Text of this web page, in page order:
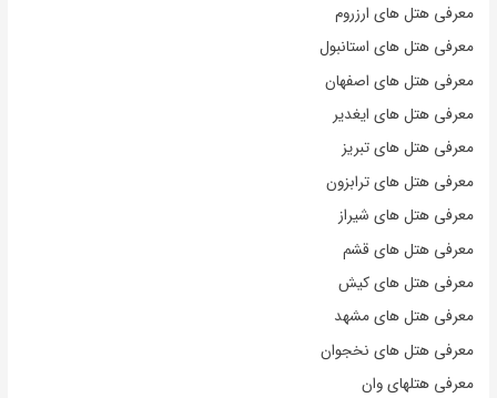
معرفی هتل های ارزروم
معرفی هتل های استانبول
معرفی هتل های اصفهان
معرفی هتل های ایغدیر
معرفی هتل های تبریز
معرفی هتل های ترابزون
معرفی هتل های شیراز
معرفی هتل های قشم
معرفی هتل های کیش
معرفی هتل های مشهد
معرفی هتل های نخجوان
معرفی هتلهای وان